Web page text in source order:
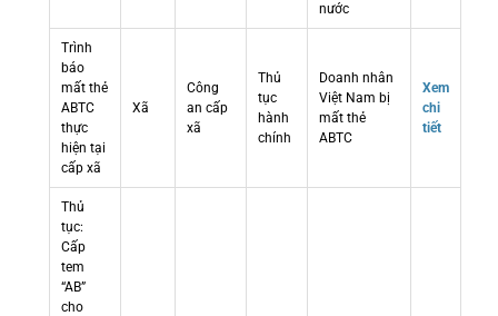
nước
Trình
báo
mất thẻ
ABTC
thực
hiện tại
cấp xã
Xã
Công
an cấp
xã
Thủ
tục
hành
chính
Doanh nhân
Việt Nam bị
mất thẻ
ABTC
Xem
chi
tiết
Thủ
tục:
Cấp
tem
“AB”
cho